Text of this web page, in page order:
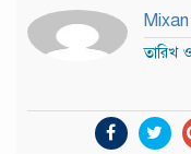
Mixan
তারিখ